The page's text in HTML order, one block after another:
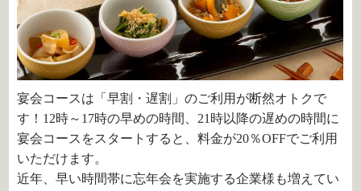
宴会コースは「早割・遅割」のご利用が断然オトクで
す！12時～17時の早めの時間、21時以降の遅めの時間に
宴会コースをスタートすると、料金が20％OFFでご利用
いただけます。
近年、早い時間帯に忘年会を実施する企業様も増えてい